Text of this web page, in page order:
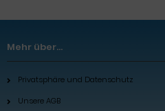
Mehr über...
Privatsphäre und Datenschutz
Unsere AGB